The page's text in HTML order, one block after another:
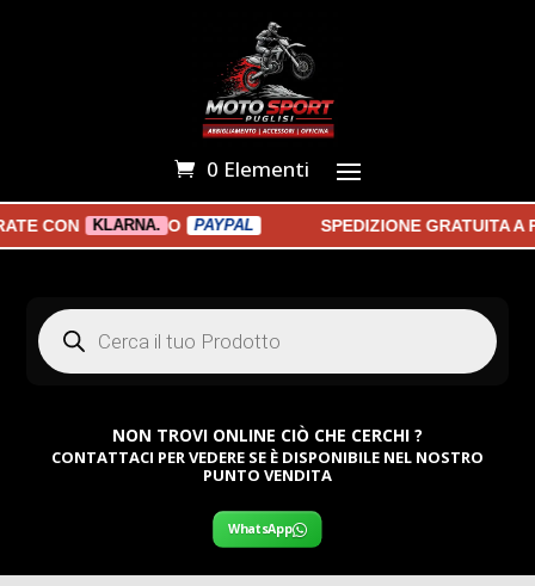
0 Elementi
CON KLARNA. O PAYPAL SPEDIZIONE GRATUITA A
Products
search
NON TROVI ONLINE CIÒ CHE CERCHI ?
CONTATTACI PER VEDERE SE È DISPONIBILE NEL NOSTRO
PUNTO VENDITA
WhatsApp